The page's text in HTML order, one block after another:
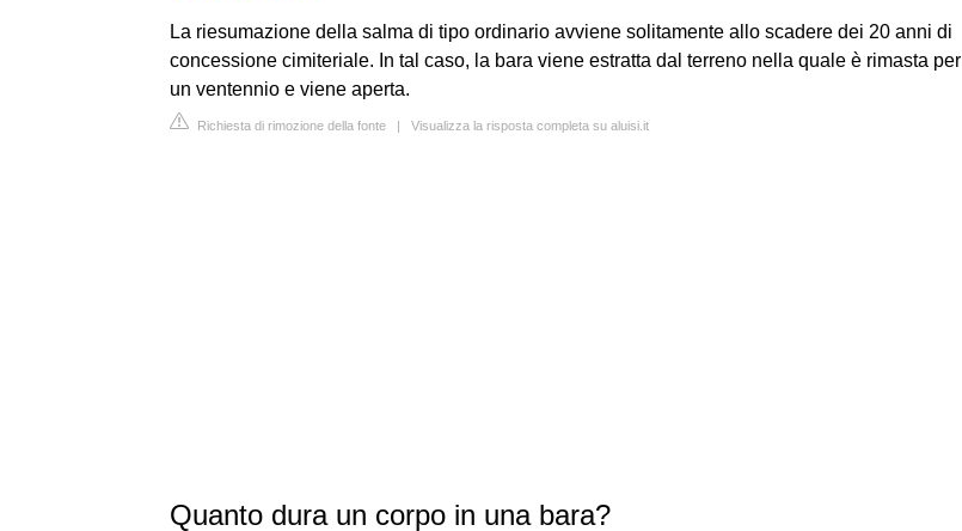
La riesumazione della salma di tipo ordinario avviene solitamente allo scadere dei 20 anni di
concessione cimiteriale. In tal caso, la bara viene estratta dal terreno nella quale è rimasta per
un ventennio e viene aperta.
Richiesta di rimozione della fonte | Visualizza la risposta completa su aluisi.it
Quanto dura un corpo in una bara?